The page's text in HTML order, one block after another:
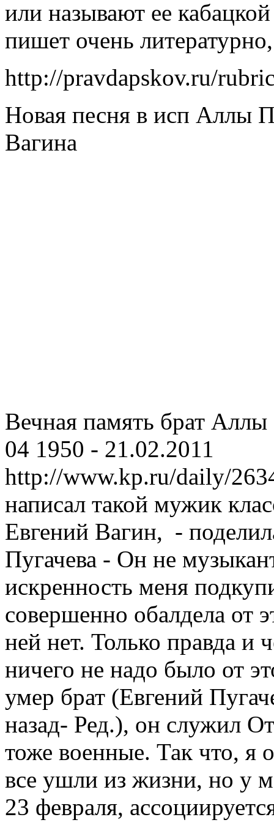
или называют ее
пишет очень
http://pravdapskov.ru/
Новая песня в исп Аллы
Вагина
Вечная память брат
04 1950 - 21.02.2011
http://www.kp.ru/daily/
написал такой мужик
Евгений Вагин, -
Пугачева - Он не
искренность меня
совершенно обалдела от
ней нет. Только правда
ничего не надо было от
умер брат (Евгений
назад- Ред.), он служил
тоже военные. Так что, я
все ушли из жизни, но у
23 февраля,